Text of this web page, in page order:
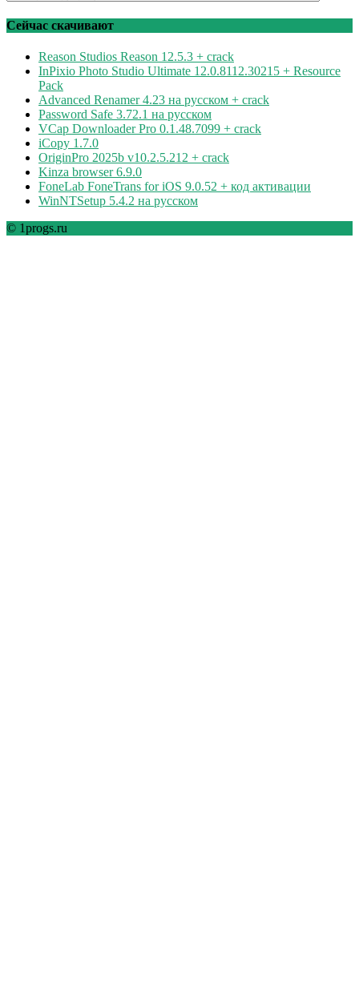
рубрикам
Сейчас скачивают
Reason Studios Reason 12.5.3 + crack
InPixio Photo Studio Ultimate 12.0.8112.30215 + Resource
Pack
Advanced Renamer 4.23 на русском + crack
Password Safe 3.72.1 на русском
VCap Downloader Pro 0.1.48.7099 + crack
iCopy 1.7.0
OriginPro 2025b v10.2.5.212 + crack
Kinza browser 6.9.0
FoneLab FoneTrans for iOS 9.0.52 + код активации
WinNTSetup 5.4.2 на русском
© 1progs.ru